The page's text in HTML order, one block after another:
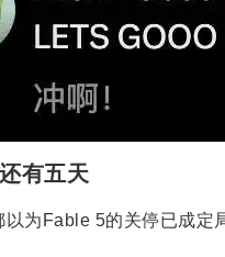
有五天
为Fable 5的关停已成定